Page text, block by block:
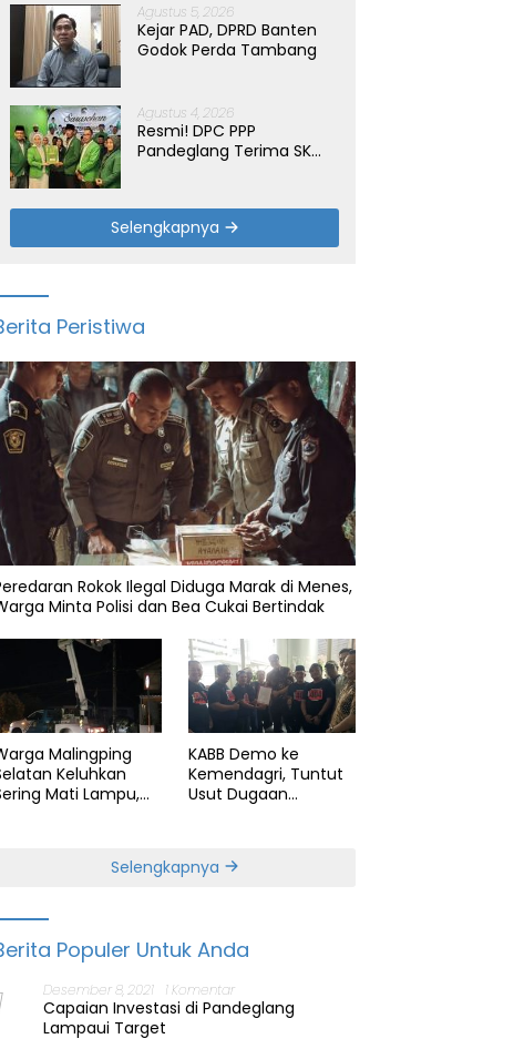
Agustus 5, 2026
Kejar PAD, DPRD Banten
Godok Perda Tambang
Agustus 4, 2026
Resmi! DPC PPP
Pandeglang Terima SK
Selengkapnya
Peristiwa
Rokok Ilegal Diduga Marak di Menes,
Minta Polisi dan Bea Cukai Bertindak
Malingping
Keluhkan
Mati Lampu,
KABB Demo ke
Kemendagri, Tuntut
Usut Dugaan
Selengkapnya
Populer Untuk Anda
Desember 8, 2021 1 Komentar
Capaian Investasi di Pandeglang
Lampaui Target